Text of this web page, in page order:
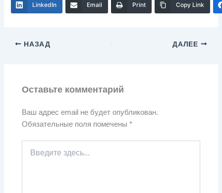
LinkedIn Email Print Copy Link
НАЗАД ДАЛЕЕ
Оставьте комментарий
Ваш адрес email не будет опубликован.
Обязательные поля помечены*
здесь...